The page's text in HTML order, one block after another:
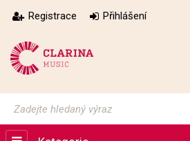
Registrace Přihlášení